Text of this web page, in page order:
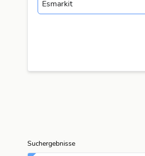
Suchergebnisse